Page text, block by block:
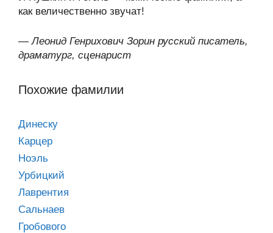
как величественно звучат!
—Леонид Генрихович Зорин русский писатель,
драматург, сценарист
Похожие фамилии
Динеску
Карцер
Ноэль
Урбицкий
Лаврентия
Сальнаев
Гробового